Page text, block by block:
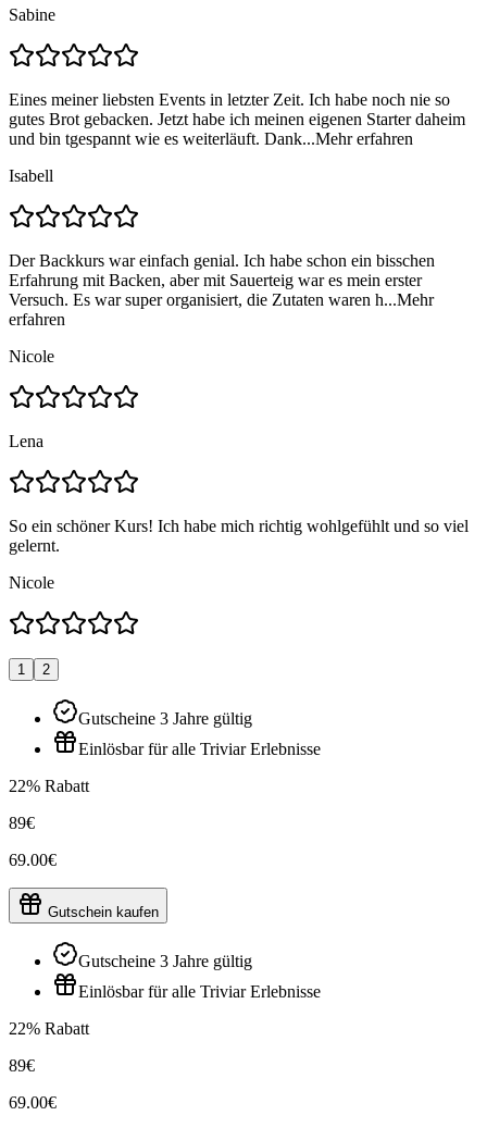
Sabine
Eines meiner liebsten Events in letzter Zeit. Ich habe noch nie so
gutes Brot gebacken. Jetzt habe ich meinen eigenen Starter daheim
und bin tgespannt wie es weiterläuft. Dank...Mehr erfahren
Isabell
Der Backkurs war einfach genial. Ich habe schon ein bisschen
Erfahrung mit Backen, aber mit Sauerteig war es mein erster
Versuch. Es war super organisiert, die Zutaten waren h...Mehr
erfahren
Nicole
Lena
So ein schöner Kurs! Ich habe mich richtig wohlgefühlt und so viel
gelernt.
Nicole
1 2
Gutscheine 3 Jahre gültig
Einlösbar für alle Triviar Erlebnisse
22% Rabatt
89€
69.00€
Gutschein kaufen
Gutscheine 3 Jahre gültig
Einlösbar für alle Triviar Erlebnisse
22% Rabatt
89€
69.00€